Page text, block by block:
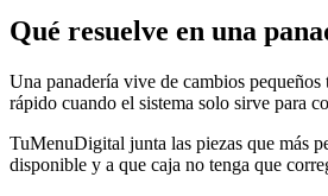
Qué resuelve en una
Una panadería vive de cambios
rápido cuando el sistema solo sirve para
TuMenuDigital junta las piezas que más
disponible y a que caja no tenga que